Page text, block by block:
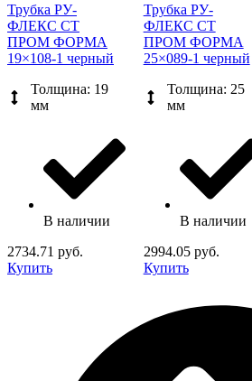
Трубка РУ-
ФЛЕКС СТ
ПРОМ ФОРМА
19×108-1 черный
Толщина: 19
мм
В наличии
2734.71 руб.
Купить
Трубка РУ-
ФЛЕКС СТ
ПРОМ ФОРМА
25×089-1 черный
Толщина: 25
мм
В наличии
2994.05 руб.
Купить